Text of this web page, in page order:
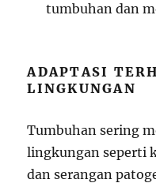
tumbuhan dan
ADAPTASI
LINGKUNGAN
Tumbuhan sering
lingkungan seperti
dan serangan